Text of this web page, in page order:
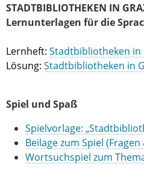
STADTBIBLIOTHEKEN IN
Lernunterlagen für die
Lernheft: Stadtbibliotheken in
Lösung: Stadtbibliotheken in
Spiel und Spaß
Spielvorlage:
Beilage zum Spiel
Wortsuchspiel zum